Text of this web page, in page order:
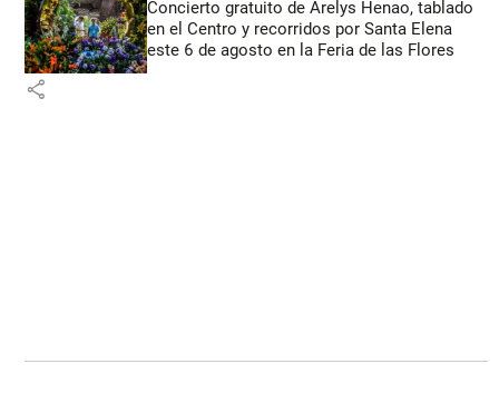
Concierto gratuito de Arelys Henao, tablado
en el Centro y recorridos por Santa Elena
este 6 de agosto en la Feria de las Flores
share